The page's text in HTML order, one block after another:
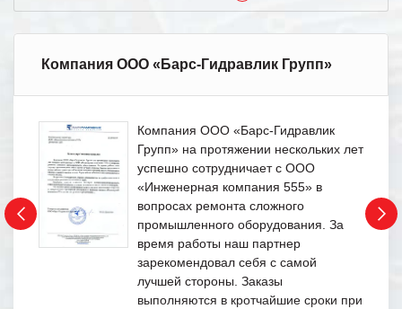
Компания ООО «Барс-Гидравлик Групп»
Компания ООО «Барс-Гидравлик
Групп» на протяжении нескольких лет
успешно сотрудничает с ООО
«Инженерная компания 555» в
вопросах ремонта сложного
промышленного оборудования. За
время работы наш партнер
зарекомендовал себя с самой
лучшей стороны. Заказы
выполняются в кротчайшие сроки при